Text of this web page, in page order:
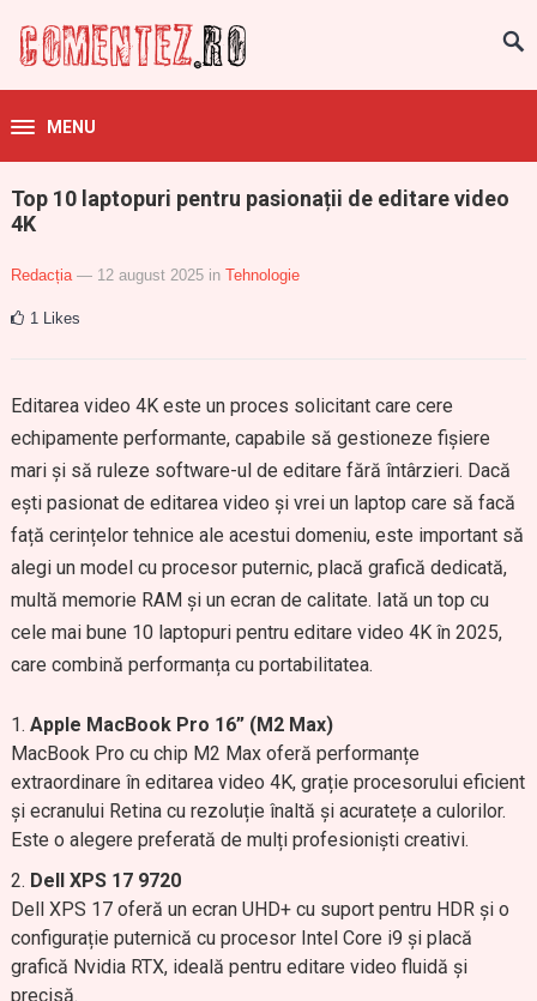
MENU
Top 10 laptopuri pentru pasionații de editare video
4K
Redacția — 12 august 2025 in Tehnologie
1 Likes
Editarea video 4K este un proces solicitant care cere
echipamente performante, capabile să gestioneze fișiere
mari și să ruleze software-ul de editare fără întârzieri. Dacă
ești pasionat de editarea video și vrei un laptop care să facă
față cerințelor tehnice ale acestui domeniu, este important să
alegi un model cu procesor puternic, placă grafică dedicată,
multă memorie RAM și un ecran de calitate. Iată un top cu
cele mai bune 10 laptopuri pentru editare video 4K în 2025,
care combină performanța cu portabilitatea.
Apple MacBook Pro 16” (M2 Max)
MacBook Pro cu chip M2 Max oferă performanțe
extraordinare în editarea video 4K, grație procesorului eficient
și ecranului Retina cu rezoluție înaltă și acuratețe a culorilor.
Este o alegere preferată de mulți profesioniști creativi.
Dell XPS 17 9720
Dell XPS 17 oferă un ecran UHD+ cu suport pentru HDR și o
configurație puternică cu procesor Intel Core i9 și placă
grafică Nvidia RTX, ideală pentru editare video fluidă și
precisă.